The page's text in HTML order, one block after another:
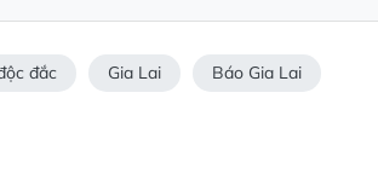
đắc Gia Lai Báo Gia Lai